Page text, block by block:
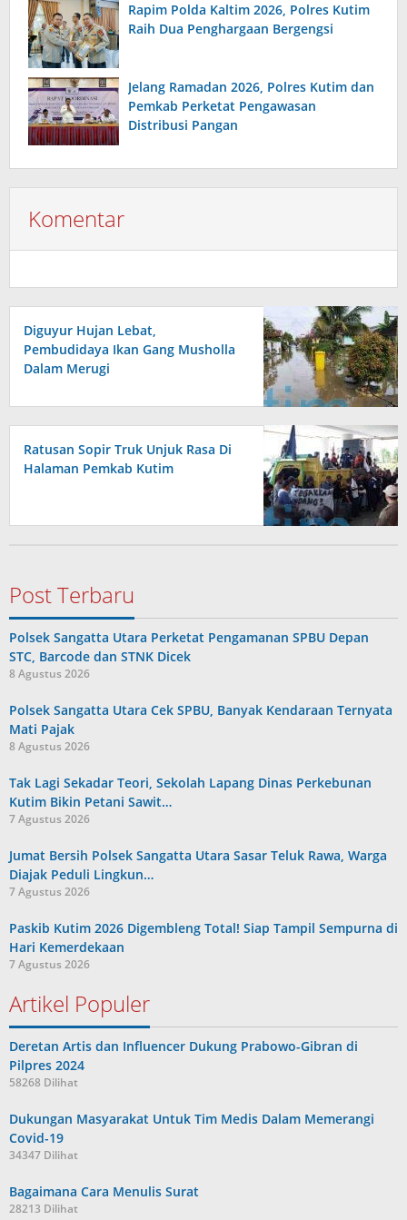
Rapim Polda Kaltim 2026, Polres Kutim
Raih Dua Penghargaan Bergengsi
Jelang Ramadan 2026, Polres Kutim dan
Pemkab Perketat Pengawasan
Distribusi Pangan
Komentar
Diguyur Hujan Lebat,
Pembudidaya Ikan Gang Musholla
Dalam Merugi
Ratusan Sopir Truk Unjuk Rasa Di
Halaman Pemkab Kutim
Post Terbaru
Polsek Sangatta Utara Perketat Pengamanan SPBU Depan
STC, Barcode dan STNK Dicek
8 Agustus 2026
Polsek Sangatta Utara Cek SPBU, Banyak Kendaraan Ternyata
Mati Pajak
8 Agustus 2026
Tak Lagi Sekadar Teori, Sekolah Lapang Dinas Perkebunan
Kutim Bikin Petani Sawit…
7 Agustus 2026
Jumat Bersih Polsek Sangatta Utara Sasar Teluk Rawa, Warga
Diajak Peduli Lingkun…
7 Agustus 2026
Paskib Kutim 2026 Digembleng Total! Siap Tampil Sempurna di
Hari Kemerdekaan
7 Agustus 2026
Artikel Populer
Deretan Artis dan Influencer Dukung Prabowo-Gibran di
Pilpres 2024
58268 Dilihat
Dukungan Masyarakat Untuk Tim Medis Dalam Memerangi
Covid-19
34347 Dilihat
Bagaimana Cara Menulis Surat
28213 Dilihat